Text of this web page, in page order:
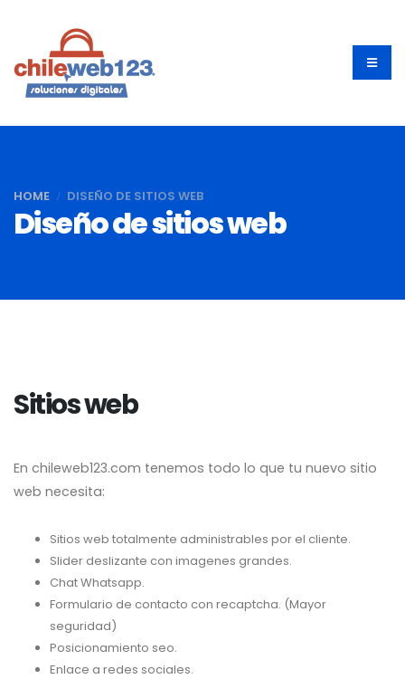
Diseño de sitios web
HOME DISEÑO DE SITIOS WEB
Sitios web
En chileweb123.com tenemos todo lo que tu nuevo sitio
web necesita:
Sitios web totalmente administrables por el cliente.
Slider deslizante con imagenes grandes.
Chat Whatsapp.
Formulario de contacto con recaptcha. (Mayor
seguridad)
Posicionamiento seo.
Enlace a redes sociales.